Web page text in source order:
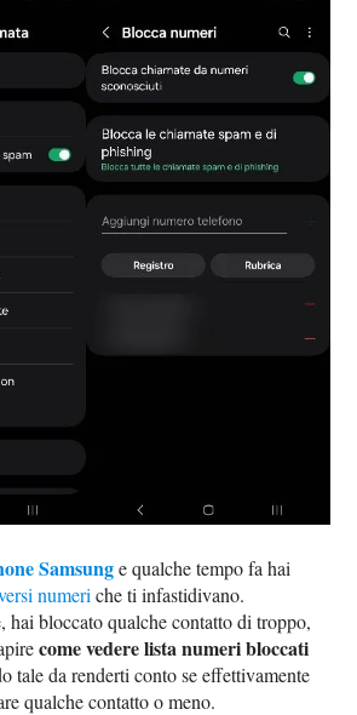
Samsunge qualche tempo fa hai
numeri che ti infastidivano.
hai bloccato qualche contatto di troppo,
come vedere lista numeri bloccati
tale da renderti conto se effettivamente
qualche contatto o meno.